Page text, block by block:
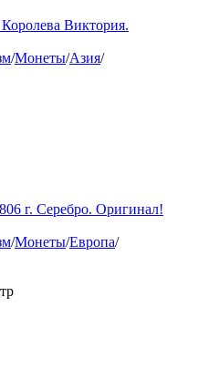
Виктория.
/Монеты/Азия/
г. Серебро. Оригинал!
/Монеты/Европа/